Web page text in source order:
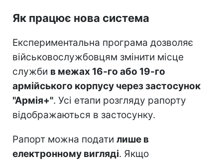
Як працює нова система
Експериментальна програма дозволяє
військовослужбовцям змінити місце
служби в межах 16-го або 19-го
армійського корпусу через застосунок
"Армія+". Усі етапи розгляду рапорту
відображаються в застосунку.
Рапорт можна подати лише в
електронному вигляді. Якщо